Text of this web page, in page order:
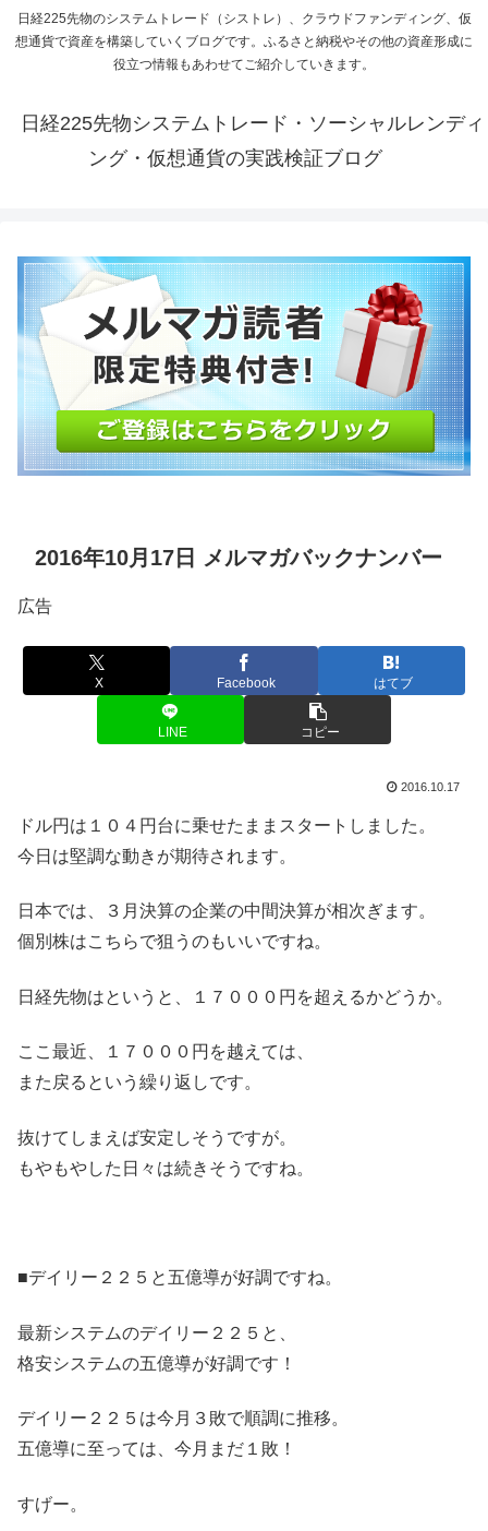
日経225先物のシステムトレード（シストレ）、クラウドファンディング、仮
想通貨で資産を構築していくブログです。ふるさと納税やその他の資産形成に
役立つ情報もあわせてご紹介していきます。
日経225先物システムトレード・ソーシャルレンディ
ング・仮想通貨の実践検証ブログ
2016年10月17日 メルマガバックナンバー
広告
X Facebook はてブ
LINE コピー
2016.10.17
ドル円は１０４円台に乗せたままスタートしました。
今日は堅調な動きが期待されます。
日本では、３月決算の企業の中間決算が相次ぎます。
個別株はこちらで狙うのもいいですね。
日経先物はというと、１７０００円を超えるかどうか。
ここ最近、１７０００円を越えては、
また戻るという繰り返しです。
抜けてしまえば安定しそうですが。
もやもやした日々は続きそうですね。
■デイリー２２５と五億導が好調ですね。
最新システムのデイリー２２５と、
格安システムの五億導が好調です！
デイリー２２５は今月３敗で順調に推移。
五億導に至っては、今月まだ１敗！
すげー。